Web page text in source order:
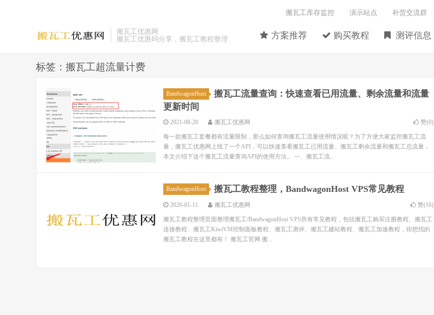
搬瓦工优惠网
搬瓦工优惠码分享，搬瓦工教程整理
方案推荐 购买教程 测评信息
搬瓦工库存监控 演示站点 补货交流群
标签：搬瓦工超流量计费
BandwagonHost
搬瓦工流量查询：快速查看已用流量、剩余流量和流量
更新时间
2021-08-28 搬瓦工优惠网 赞(0)
每一款搬瓦工套餐都有流量限制，那么如何查询搬瓦工流量使用情况呢？为了方便大家监控搬瓦工流
量，搬瓦工优惠网上线了一个API，可以快速查看搬瓦工已用流量、搬瓦工剩余流量和搬瓦工总流量，
本文介绍下这个搬瓦工流量查询API的使用方法。 一、搬瓦工流...
BandwagonHost 搬瓦工教程整理，BandwagonHost VPS常见教程
2020-01-11 搬瓦工优惠网 赞(16)
搬瓦工教程整理页面整理搬瓦工/BandwagonHost VPS所有常见教程，包括搬瓦工购买注册教程、搬瓦工
连接教程、搬瓦工KiwiVM控制面板教程、搬瓦工测评、搬瓦工建站教程、搬瓦工加速教程，你想找的
搬瓦工教程在这里都有！ 搬瓦工官网 搬...